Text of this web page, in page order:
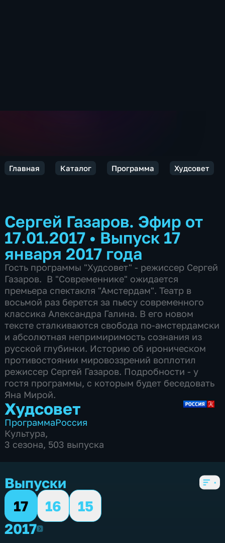
Главная Каталог Программа Худсовет
Сергей Газаров. Эфир от
17.01.2017 • Выпуск 17
января 2017 года
Гость программы "Худсовет" - режиссер Сергей
Газаров. В "Современнике" ожидается
премьера спектакля "Амстердам". Театр в
восьмой раз берется за пьесу современного
классика Александра Галина. В его новом
тексте сталкиваются свобода по-амстердамски
и абсолютная непримиримость сознания из
русской глубинки. Историю об ироническом
противостоянии мировоззрений воплотил
режиссер Сергей Газаров. Подробности - у
гостя программы, с которым будет беседовать
Яна Мирой.
Худсовет
ПрограммаРоссия
Культура,
3 сезона, 503 выпуска
Выпуски
17
16
15
20172017